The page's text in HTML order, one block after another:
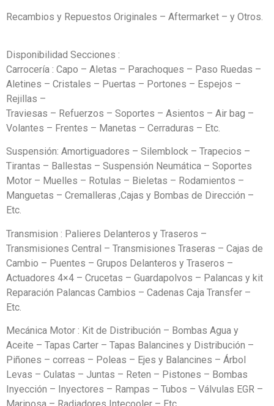
Recambios y Repuestos Originales – Aftermarket – y Otros.
Disponibilidad Secciones :
Carrocería : Capo – Aletas – Parachoques – Paso Ruedas –
Aletines – Cristales – Puertas – Portones – Espejos –
Rejillas –
Traviesas – Refuerzos – Soportes – Asientos – Air bag –
Volantes – Frentes – Manetas – Cerraduras – Etc.
Suspensión: Amortiguadores – Silemblock – Trapecios –
Tirantas – Ballestas – Suspensión Neumática – Soportes
Motor – Muelles – Rotulas – Bieletas – Rodamientos –
Manguetas – Cremalleras ,Cajas y Bombas de Dirección –
Etc.
Transmision : Palieres Delanteros y Traseros –
Transmisiones Central – Transmisiones Traseras – Cajas de
Cambio – Puentes – Grupos Delanteros y Traseros –
Actuadores 4×4 – Crucetas – Guardapolvos – Palancas y kit
Reparación Palancas Cambios – Cadenas Caja Transfer –
Etc.
Mecánica Motor : Kit de Distribución – Bombas Agua y
Aceite – Tapas Carter – Tapas Balancines y Distribución –
Piñones – correas – Poleas – Ejes y Balancines – Árbol
Levas – Culatas – Juntas – Reten – Pistones – Bombas
Inyección – Inyectores – Rampas – Tubos – Válvulas EGR –